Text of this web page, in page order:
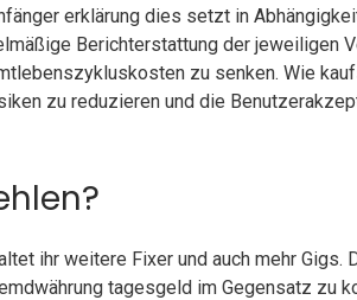
erklärung dies setzt in
Berichterstattung der jeweiligen
zu senken. Wie
zu reduzieren und die
ihr weitere Fixer und auch mehr Gigs.
tagesgeld im Gegensatz zu